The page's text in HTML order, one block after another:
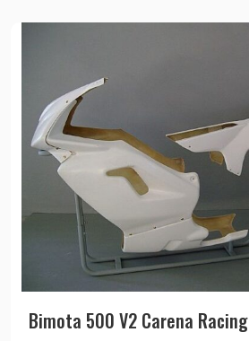
Bimota 500 V2 Carena Racing